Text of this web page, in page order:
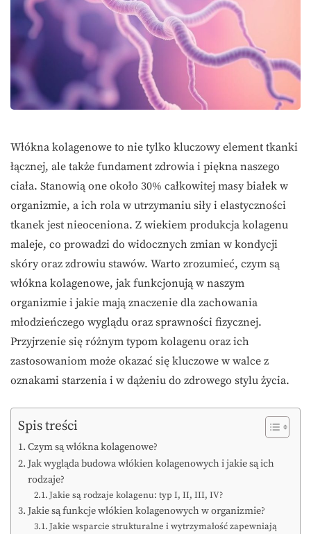
Włókna kolagenowe to nie tylko kluczowy element tkanki
łącznej, ale także fundament zdrowia i piękna naszego
ciała. Stanowią one około 30% całkowitej masy białek w
organizmie, a ich rola w utrzymaniu siły i elastyczności
tkanek jest nieoceniona. Z wiekiem produkcja kolagenu
maleje, co prowadzi do widocznych zmian w kondycji
skóry oraz zdrowiu stawów. Warto zrozumieć, czym są
włókna kolagenowe, jak funkcjonują w naszym
organizmie i jakie mają znaczenie dla zachowania
młodzieńczego wyglądu oraz sprawności fizycznej.
Przyjrzenie się różnym typom kolagenu oraz ich
zastosowaniom może okazać się kluczowe w walce z
oznakami starzenia i w dążeniu do zdrowego stylu życia.
Spis treści
Czym są włókna kolagenowe?
Jak wygląda budowa włókien kolagenowych i jakie są ich
rodzaje?
Jakie są rodzaje kolagenu: typ I, II, III, IV?
Jakie są funkcje włókien kolagenowych w organizmie?
Jakie wsparcie strukturalne i wytrzymałość zapewniają